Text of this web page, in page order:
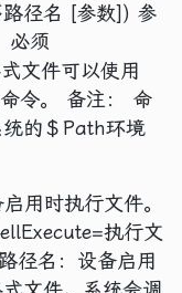
径名 [参数]) 参
必须
文件可以使用
令。 备注： 命
的＄Path环境
用时执行文件。
执行文
径名：设备启用